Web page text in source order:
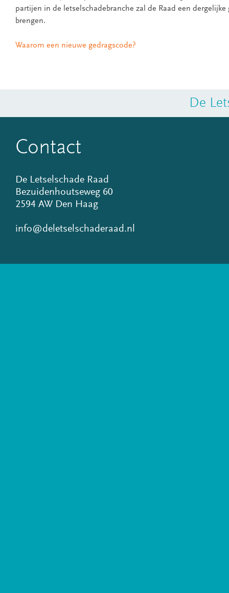
partijen in de letselschadebranche zal de Raad een
brengen.
Waarom een nieuwe gedragscode?
De
Contact
De Letselschade Raad
Bezuidenhoutseweg 60
2594 AW Den Haag
info@deletselschaderaad.nl